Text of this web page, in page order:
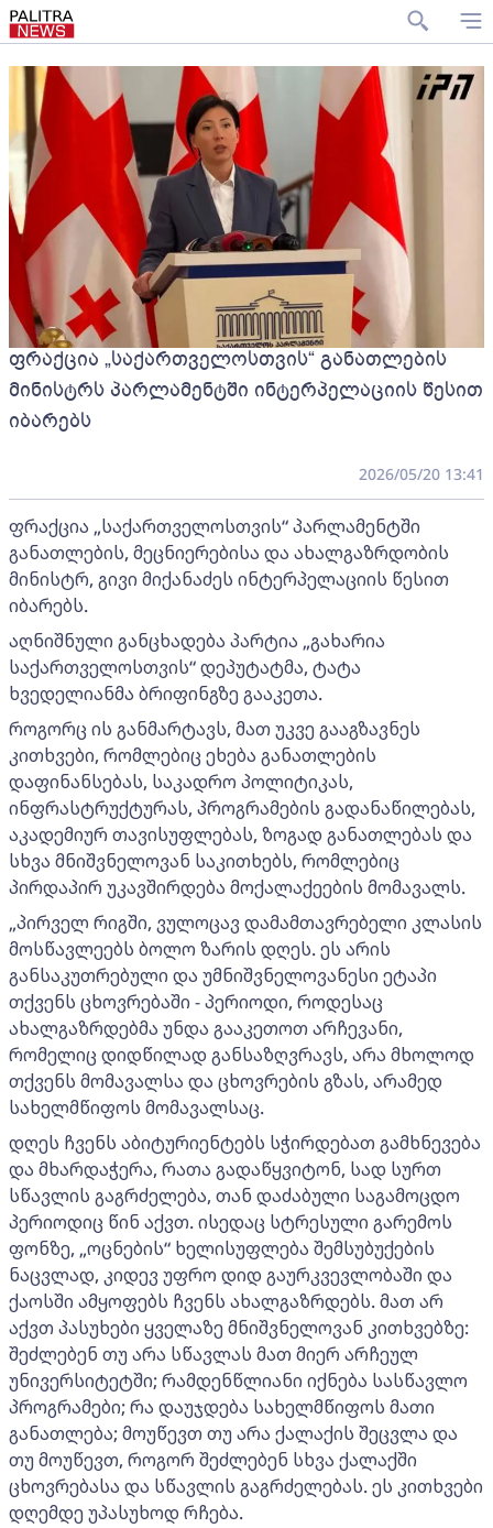
ფრაქცია „საქართველოსთვის“ განათლების
მინისტრს პარლამენტში ინტერპელაციის წესით
იბარებს
2026/05/20 13:41
ფრაქცია „საქართველოსთვის“ პარლამენტში
განათლების, მეცნიერებისა და ახალგაზრდობის
მინისტრ, გივი მიქანაძეს ინტერპელაციის წესით
იბარებს.
აღნიშნული განცხადება პარტია „გახარია
საქართველოსთვის“ დეპუტატმა, ტატა
ხვედელიანმა ბრიფინგზე გააკეთა.
როგორც ის განმარტავს, მათ უკვე გააგზავნეს
კითხვები, რომლებიც ეხება განათლების
დაფინანსებას, საკადრო პოლიტიკას,
ინფრასტრუქტურას, პროგრამების გადანაწილებას,
აკადემიურ თავისუფლებას, ზოგად განათლებას და
სხვა მნიშვნელოვან საკითხებს, რომლებიც
პირდაპირ უკავშირდება მოქალაქეების მომავალს.
„პირველ რიგში, ვულოცავ დამამთავრებელი კლასის
მოსწავლეებს ბოლო ზარის დღეს. ეს არის
განსაკუთრებული და უმნიშვნელოვანესი ეტაპი
თქვენს ცხოვრებაში - პერიოდი, როდესაც
ახალგაზრდებმა უნდა გააკეთოთ არჩევანი,
რომელიც დიდწილად განსაზღვრავს, არა მხოლოდ
თქვენს მომავალსა და ცხოვრების გზას, არამედ
სახელმწიფოს მომავალსაც.
დღეს ჩვენს აბიტურიენტებს სჭირდებათ გამხნევება
და მხარდაჭერა, რათა გადაწყვიტონ, სად სურთ
სწავლის გაგრძელება, თან დაძაბული საგამოცდო
პერიოდიც წინ აქვთ. ისედაც სტრესული გარემოს
ფონზე, „ოცნების“ ხელისუფლება შემსუბუქების
ნაცვლად, კიდევ უფრო დიდ გაურკვევლობაში და
ქაოსში ამყოფებს ჩვენს ახალგაზრდებს. მათ არ
აქვთ პასუხები ყველაზე მნიშვნელოვან კითხვებზე:
შეძლებენ თუ არა სწავლას მათ მიერ არჩეულ
უნივერსიტეტში; რამდენწლიანი იქნება სასწავლო
პროგრამები; რა დაუჯდება სახელმწიფოს მათი
განათლება; მოუწევთ თუ არა ქალაქის შეცვლა და
თუ მოუწევთ, როგორ შეძლებენ სხვა ქალაქში
ცხოვრებასა და სწავლის გაგრძელებას. ეს კითხვები
დღემდე უპასუხოდ რჩება.